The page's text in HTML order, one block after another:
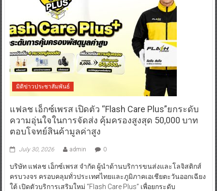
มิติข่าวประชาสัมพันธ์
แฟลช เอ็กซ์เพรส เปิดตัว “Flash Care Plus”ยกระดับ
ความอุ่นใจในการจัดส่ง คุ้มครองสูงสุด 50,000 บาท
ตอบโจทย์สินค้ามูลค่าสูง
July 30, 2026 admin 0
บริษัท แฟลช เอ็กซ์เพรส จำกัด ผู้นำด้านบริการขนส่งและโลจิสติกส์
ครบวงจร ครอบคลุมทั่วประเทศไทยและภูมิภาคเอเชียตะวันออกเฉียง
ใต้ เปิดตัวบริการเสริมใหม่ “Flash Care Plus” เพื่อยกระดับ